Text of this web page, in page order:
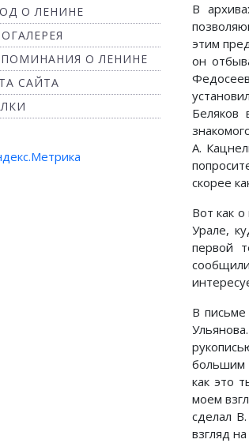
О ЛЕНИНЕ
О ЛЕНИНЕ
САЙТА
В
этим
он
Беляков
А.
скорее
Вот как
Урале,
первой
В
большим
как это
моем
сделал
взгляд